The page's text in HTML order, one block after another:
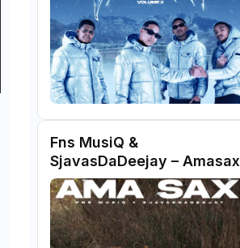
Fns MusiQ &
SjavasDaDeejay – Amasax